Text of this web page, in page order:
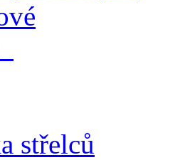
střelců